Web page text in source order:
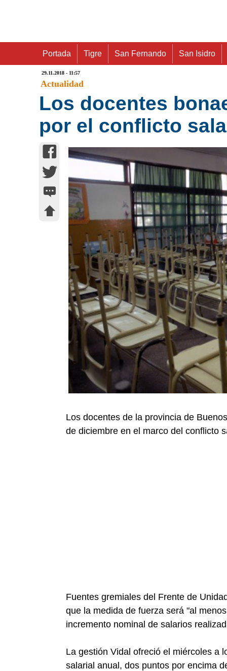
Portada Tigre San Fernando San Isidro
29.11.2018 - 11:57
Actualidad
Los docentes
por el conflicto
Los docentes de la provincia de
de diciembre en el marco del conflicto
Fuentes gremiales del Frente de
que la medida de fuerza será "al
incremento nominal de salarios
La gestión Vidal ofreció el miércoles a
salarial anual, dos puntos por encima